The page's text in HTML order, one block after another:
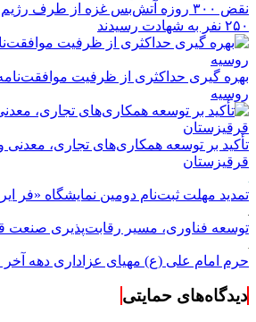
نقض ۳۰۰ روزه آتش‌بس غزه از طرف
۲۵۰ نفر به شهادت رسیدند
بهره گیری حداکثری از ظرفیت موافقت‌نامه
روسیه
تأکید بر توسعه همکاری‌های تجاری، معدنی و
قرقیزستان
تمدید مهلت ثبت‌نام دومین نمایشگاه «فر ایران ۲» تا ۳۱
توسعه فناوری، مسیر رقابت‌پذیری
حرم امام علی (ع) مهیای عزاداری دهه
دیدگاه‌های حمایتی